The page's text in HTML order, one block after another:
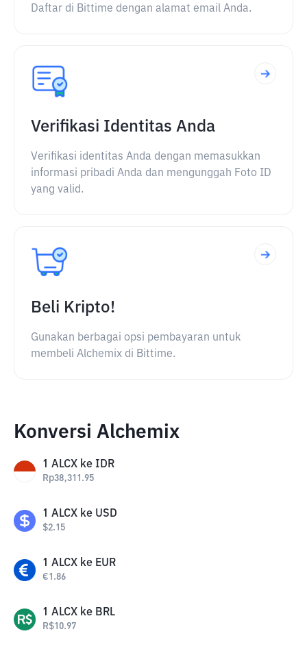
Daftar di Bittime dengan alamat email Anda.
Verifikasi Identitas Anda
Verifikasi identitas Anda dengan memasukkan
informasi pribadi Anda dan mengunggah Foto ID
yang valid.
Beli Kripto!
Gunakan berbagai opsi pembayaran untuk
membeli Alchemix di Bittime.
Konversi Alchemix
1 ALCX ke IDR
Rp38,311.95
1 ALCX ke USD
$2.15
1 ALCX ke EUR
€1.86
1 ALCX ke BRL
R$10.97